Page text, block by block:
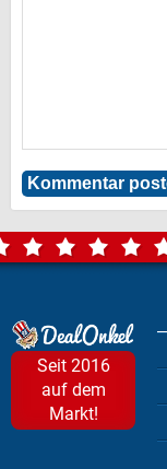
Seit 2016
auf dem
Markt!